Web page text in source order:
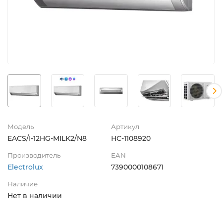
Модель
EACS/I-12HG-MILK2/N8
Артикул
НС-1108920
Производитель
Electrolux
EAN
7390000108671
Наличие
Нет в наличии